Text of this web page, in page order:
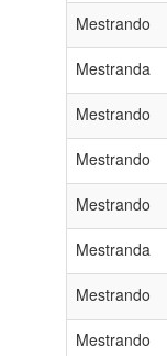
Mestrando
Mestranda
Mestrando
Mestrando
Mestrando
Mestranda
Mestrando
Mestrando